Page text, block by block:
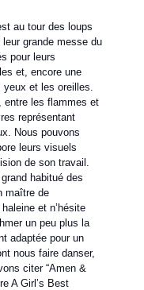
au tour des loups
grande messe du
pour leurs
et, encore une
et les oreilles.
entre les flammes et
représentant
Nous pouvons
leurs visuels
de son travail.
habitué des
maître de
et n’hésite
un peu plus la
adaptée pour un
nous faire danser,
citer “Amen &
A Girl’s Best